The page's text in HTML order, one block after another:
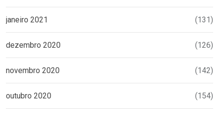
janeiro 2021 (131)
dezembro 2020 (126)
novembro 2020 (142)
outubro 2020 (154)